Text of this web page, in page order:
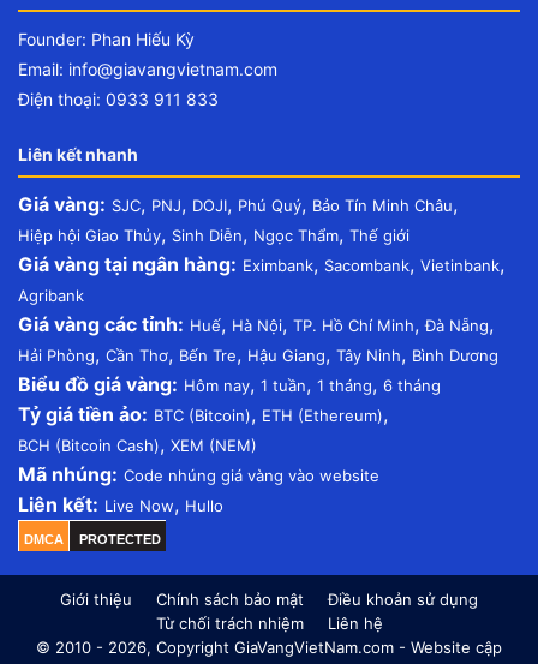
Founder: Phan Hiếu Kỳ
Email: info@giavangvietnam.com
Điện thoại: 0933 911 833
Liên kết nhanh
Giá vàng: SJC, PNJ, DOJI, Phú Quý, Bảo Tín Minh Châu,
Hiệp hội Giao Thủy, Sinh Diễn, Ngọc Thẩm, Thế giới
Giá vàng tại ngân hàng: Eximbank, Sacombank, Vietinbank,
Agribank
Giá vàng các tỉnh: Huế, Hà Nội, TP. Hồ Chí Minh,Đà Nẵng,
Hải Phòng, Cần Thơ, Bến Tre, Hậu Giang, Tây Ninh, Bình Dương
Biểu đồ giá vàng: Hôm nay, 1 tuần, 1 tháng, 6 tháng
Tỷ giá tiền ảo: BTC (Bitcoin), ETH (Ethereum),
BCH (Bitcoin Cash), XEM (NEM)
Mã nhúng: Code nhúng giá vàng vào website
Liên kết: Live Now, Hullo
DMCA PROTECTED
Giới thiệu Chính sách bảo mật
Điều khoản sử dụng
Từ chối trách nhiệm
Liên hệ
© 2010 - 2026, Copyright GiaVangVietNam.com - Website cập